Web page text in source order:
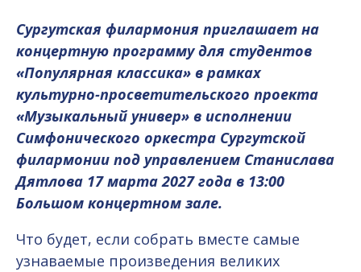
Сургутская филармония приглашает на
концертную программу для студентов
«Популярная классика» в рамках
культурно-просветительского проекта
«Музыкальный универ» в исполнении
Симфонического оркестра Сургутской
филармонии под управлением Станислава
Дятлова 17 марта 2027 года в 13:00
Большом концертном зале.
Что будет, если собрать вместе самые
узнаваемые произведения великих